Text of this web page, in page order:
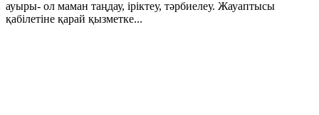
ауыры- ол маман таңдау, іріктеу, тәрбиелеу. Жауаптысы
қабілетіне қарай қызметке...